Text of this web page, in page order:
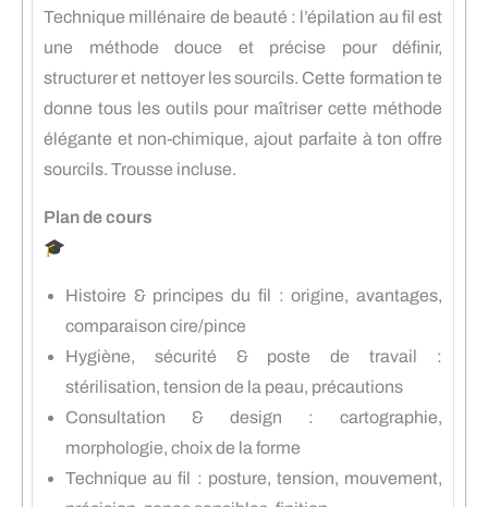
Technique millénaire de beauté : l’épilation au fil est
une méthode douce et précise pour définir,
structurer et nettoyer les sourcils. Cette formation te
donne tous les outils pour maîtriser cette méthode
élégante et non-chimique, ajout parfaite à ton offre
sourcils. Trousse incluse.
Plan de cours
🎓
Histoire & principes du fil : origine, avantages,
comparaison cire/pince
Hygiène, sécurité & poste de travail :
stérilisation, tension de la peau, précautions
Consultation & design : cartographie,
morphologie, choix de la forme
Technique au fil : posture, tension, mouvement,